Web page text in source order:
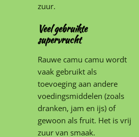
zuur.
Veel gebruikte
supervrucht
Rauwe camu camu wordt
vaak gebruikt als
toevoeging aan andere
voedingsmiddelen (zoals
dranken, jam en ijs) of
gewoon als fruit. Het is vrij
zuur van smaak.